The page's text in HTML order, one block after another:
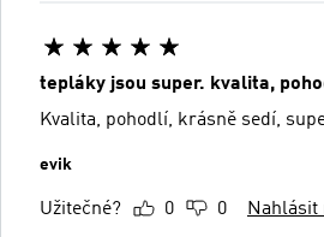
tepláky jsou super. kvalita,
Kvalita, pohodlí, krásně sedí,
evik
Užitečné? 0 0 Nahlásit